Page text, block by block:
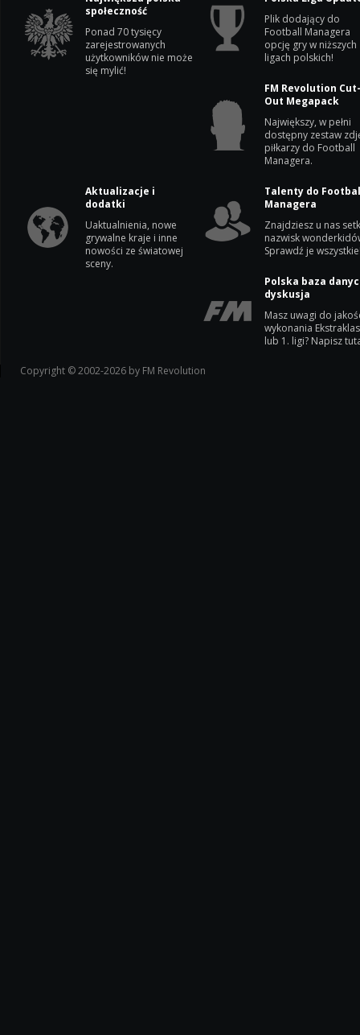
społeczność
Ponad 70 tysięcy
zarejestrowanych
użytkowników nie może
się mylić!
Plik dodający do
Football Managera
opcję gry w niższych
ligach polskich!
FM Revolution
Out Megapack
Największy, w pełni
dostępny zestaw
piłkarzy do Football
Managera.
Aktualizacje i
dodatki
Uaktualnienia, nowe
grywalne kraje i inne
nowości ze światowej
sceny.
Talenty do
Managera
Znajdziesz u nas
nazwisk
Sprawdź je
Polska baza
dyskusja
Masz uwagi do
wykonania
lub 1. ligi? Napisz
Copyright © 2002-2026 by FM Revolution